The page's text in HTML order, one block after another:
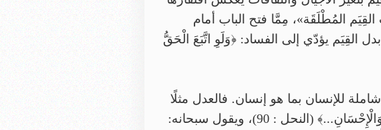
المُطْلَقَة»، مِمَّا فتح الباب أمام
القِيَم يؤدّي إلى الفساد: ﴿وَلَوِ اتَّبَعَ الْحَقُّ
شاملة للإنسان بما هو إنسان. فالعدل مثلًا
قيمة كونيّة لا تَتَبَدَّل بتَبَدُّل الأعراق أو الأديان، يقول الله تعالى: ﴿إِنَّ اللَّهَ يَأْمُرُ بِالْعَدْلِ وَالْإِحْسَانِ...﴾ (النحل : 90)، ويقول سبحانه: